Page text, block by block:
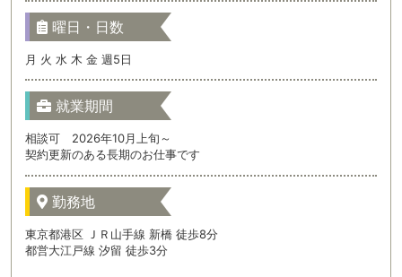
曜日・日数
月 火 水 木 金 週5日
就業期間
相談可 2026年10月上旬～
契約更新のある長期のお仕事です
勤務地
東京都港区 ＪＲ山手線 新橋 徒歩8分
都営大江戸線 汐留 徒歩3分